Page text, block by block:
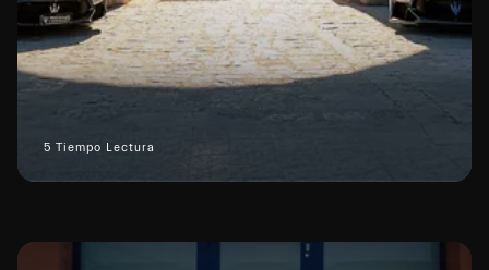
5 Tiempo Lectura